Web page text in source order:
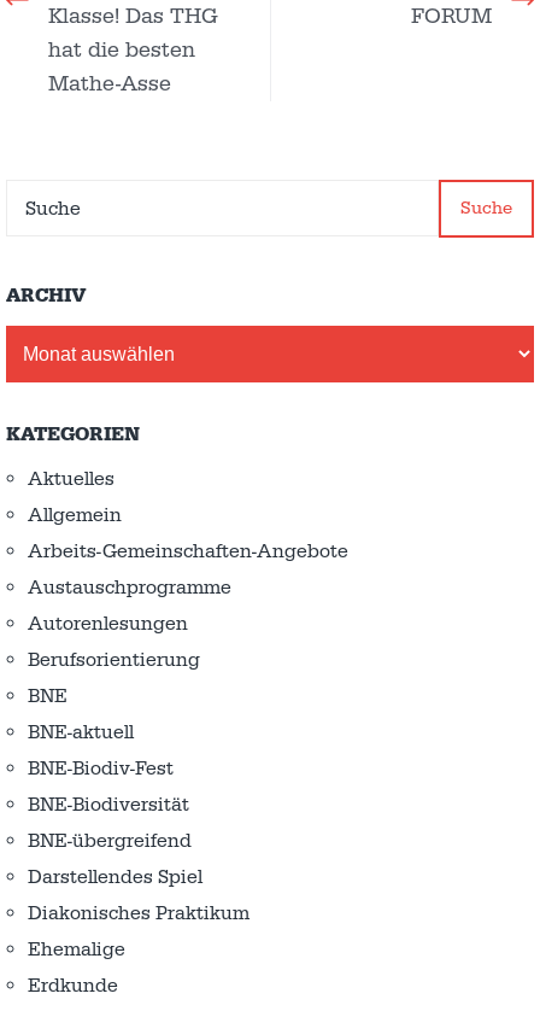
Klasse! Das THG
hat die besten
Mathe-Asse
FORUM
Suche
ARCHIV
KATEGORIEN
Aktuelles
Allgemein
Arbeits-Gemeinschaften-Angebote
Austausch­programme
Autorenlesungen
Berufsorientierung
BNE
BNE-aktuell
BNE-Biodiv-Fest
BNE-Biodiversität
BNE-übergreifend
Darstellendes Spiel
Diakonisches Praktikum
Ehemalige
Erdkunde